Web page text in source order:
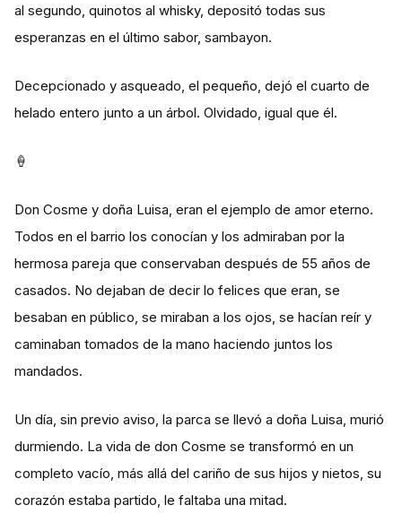
al segundo, quinotos al whisky, depositó todas sus
esperanzas en el último sabor, sambayon.
Decepcionado y asqueado, el pequeño, dejó el cuarto de
helado entero junto a un árbol. Olvidado, igual que él.
🍦
Don Cosme y doña Luisa, eran el ejemplo de amor eterno.
Todos en el barrio los conocían y los admiraban por la
hermosa pareja que conservaban después de 55 años de
casados. No dejaban de decir lo felices que eran, se
besaban en público, se miraban a los ojos, se hacían reír y
caminaban tomados de la mano haciendo juntos los
mandados.
Un día, sin previo aviso, la parca se llevó a doña Luisa, murió
durmiendo. La vida de don Cosme se transformó en un
completo vacío, más allá del cariño de sus hijos y nietos, su
corazón estaba partido, le faltaba una mitad.